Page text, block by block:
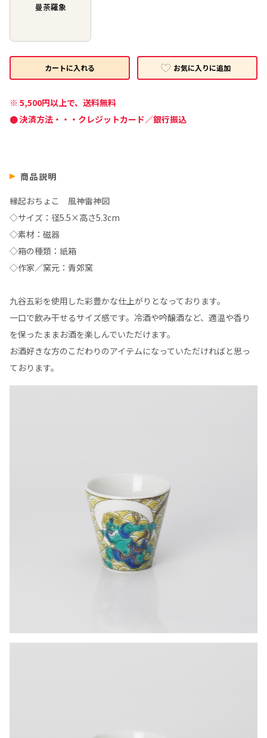
曼荼羅象
カートに入れる お気に入りに追加
※ 5,500円以上で、送料無料
● 決済方法・・・クレジットカード／銀行振込
商品説明
縁起おちょこ 風神雷神図
◇サイズ：径5.5×高さ5.3cm
◇素材：磁器
◇箱の種類：紙箱
◇作家／窯元：青郊窯
九谷五彩を使用した彩豊かな仕上がりとなっております。
一口で飲み干せるサイズ感です。冷酒や吟醸酒など、適温や香り
を保ったままお酒を楽しんでいただけます。
お酒好きな方のこだわりのアイテムになっていただければと思っ
ております。